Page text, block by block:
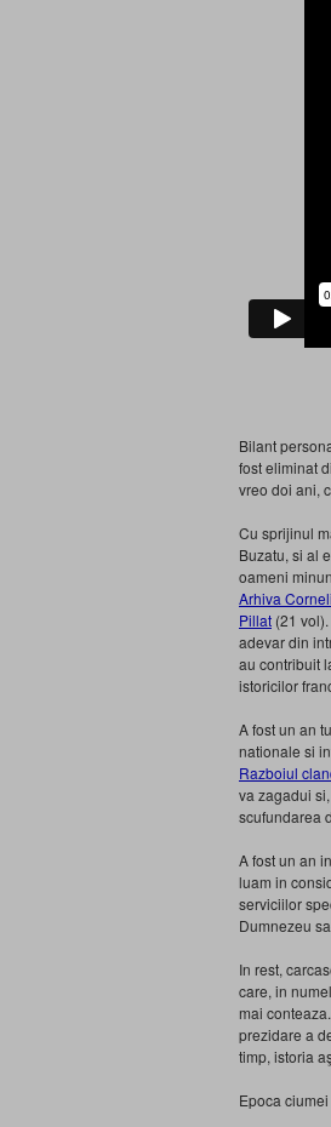
Bilant
fost eliminat
vreo doi ani,
Cu sprijinul
Buzatu, si al
oameni
Arhiva
Pillat (21
adevar din
au contribuit
istoricilor
A fost un an
nationale si
Razboiul
va zagadui
scufundarea
A fost un an
luam in
serviciilor
Dumnezeu
In rest,
care, in
mai
prezidare a
timp, istoria
Epoca